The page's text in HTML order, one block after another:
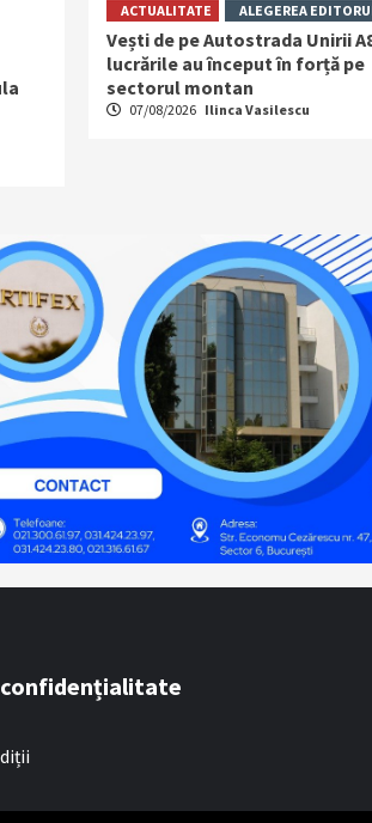
ACTUALITATE ALEGEREA
Vești de pe Autostrada Unirii
lucrările au început în forță pe
sectorul montan
07/08/2026 Ilinca Vasilescu